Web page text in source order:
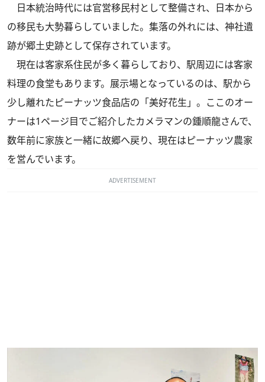
日本統治時代には官営移民村として整備され、日本から
の移民も大勢暮らしていました。集落の外れには、神社遺
跡が郷土史跡として保存されています。
現在は客家系住民が多く暮らしており、駅周辺には客家
料理の食堂もあります。展示場となっているのは、駅から
少し離れたピーナッツ食品店の「美好花生」。ここのオー
ナーは1ページ目でご紹介したカメラマンの鍾順龍さんで、
数年前に家族と一緒に故郷へ戻り、現在はピーナッツ農家
を営んでいます。
ADVERTISEMENT